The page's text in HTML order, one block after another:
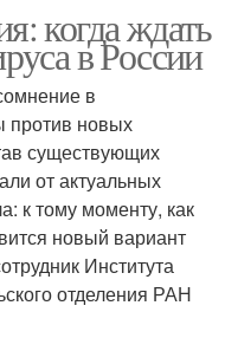
когда ждать
в России
в
против новых
существующих
от актуальных
к тому моменту, как
новый вариант
Института
отделения РАН